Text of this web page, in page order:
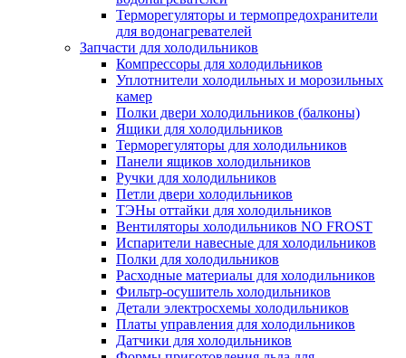
Терморегуляторы и термопредохранители
для водонагревателей
Запчасти для холодильников
Компрессоры для холодильников
Уплотнители холодильных и морозильных
камер
Полки двери холодильников (балконы)
Ящики для холодильников
Терморегуляторы для холодильников
Панели ящиков холодильников
Ручки для холодильников
Петли двери холодильников
ТЭНы оттайки для холодильников
Вентиляторы холодильников NO FROST
Испарители навесные для холодильников
Полки для холодильников
Расходные материалы для холодильников
Фильтр-осушитель холодильников
Детали электросхемы холодильников
Платы управления для холодильников
Датчики для холодильников